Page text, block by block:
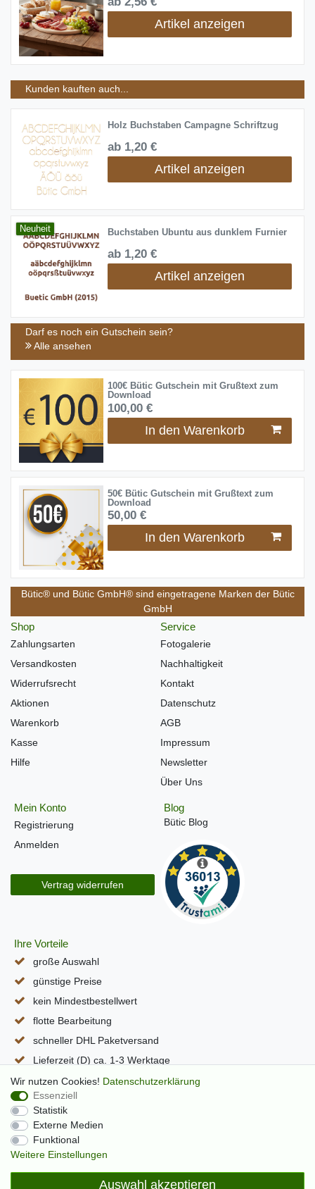
Artikel anzeigen
Kunden kauften auch...
Holz Buchstaben Campagne Schriftzug
ab 1,20 €
Artikel anzeigen
Neuheit Buchstaben Ubuntu aus dunklem Furnier
ab 1,20 €
Artikel anzeigen
Darf es noch ein Gutschein sein?
Alle ansehen
100€ Bütic Gutschein mit Grußtext zum
Download
100,00 €
In den Warenkorb
50€ Bütic Gutschein mit Grußtext zum
Download
50,00 €
In den Warenkorb
Bütic® und Bütic GmbH® sind eingetragene Marken der Bütic
GmbH
Shop
Zahlungsarten
Versandkosten
Widerrufsrecht
Aktionen
Warenkorb
Kasse
Hilfe
Service
Fotogalerie
Nachhaltigkeit
Kontakt
Datenschutz
AGB
Impressum
Newsletter
Über Uns
Mein Konto
Registrierung
Anmelden
Vertrag widerrufen
Blog
Bütic Blog
Ihre Vorteile
große Auswahl
günstige Preise
kein Mindestbestellwert
flotte Bearbeitung
schneller DHL Paketversand
Lieferzeit (D) ca. 1-3 Werktage
alle Seiten per SSL verschlüsselt
Wir nutzen Cookies! Daten­schutz­erklärung
Essenziell
Statistik
Externe Medien
Funktional
Weitere Einstellungen
Auswahl akzeptieren